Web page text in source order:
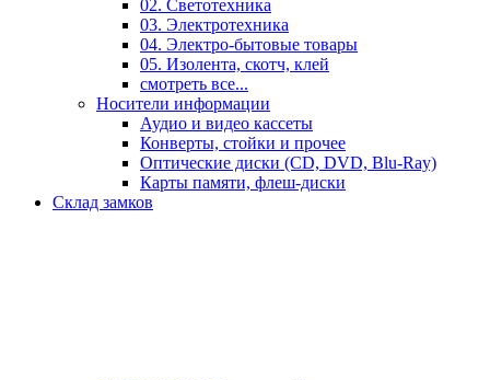
02. Светотехника
03. Электротехника
04. Электро-бытовые товары
05. Изолента, скотч, клей
смотреть все...
Носители информации
Аудио и видео кассеты
Конверты, стойки и прочее
Оптические диски (CD, DVD, Blu-Ray)
Карты памяти, флеш-диски
Склад замков